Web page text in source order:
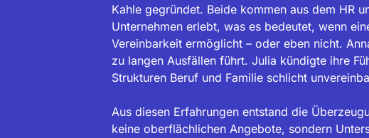
Kahle gegründet. Beide kommen aus dem HR
Unternehmen erlebt, was es bedeutet, wenn
Vereinbarkeit ermöglicht – oder eben nicht.
zu langen Ausfällen führt. Julia kündigte ihre
Strukturen Beruf und Familie schlicht
Aus diesen Erfahrungen entstand die
keine oberflächlichen Angebote, sondern